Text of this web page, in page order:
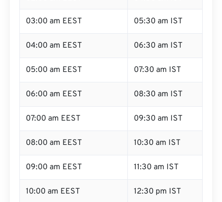
03:00 am EEST 05:30 am IST
04:00 am EEST 06:30 am IST
05:00 am EEST 07:30 am IST
06:00 am EEST 08:30 am IST
07:00 am EEST 09:30 am IST
08:00 am EEST 10:30 am IST
09:00 am EEST 11:30 am IST
10:00 am EEST 12:30 pm IST